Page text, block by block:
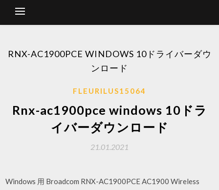
RNX-AC1900PCE WINDOWS 10ドライバーダウ
ンロード
FLEURILUS15064
Rnx-ac1900pce windows 10ドラ
イバーダウンロード
21.01.2021
Windows 用 Broadcom RNX-AC1900PCE AC1900 Wireless